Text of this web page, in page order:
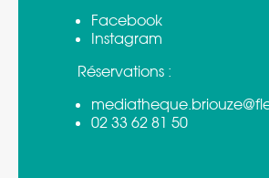
Facebook
Instagram
Réservations :
02 33 62 81 50